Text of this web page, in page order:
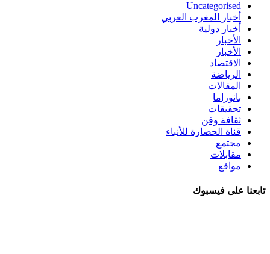
Uncategorised
أخبار المغرب العربي
أخبار دولية
الأخبار
الأخبار
الاقتصاد
الرياضة
المقالات
بانوراما
تحقيقات
ثقافة وفن
قناة الحضارة للأنباء
مجتمع
مقابلات
مواقع
تابعنا على فيسبوك